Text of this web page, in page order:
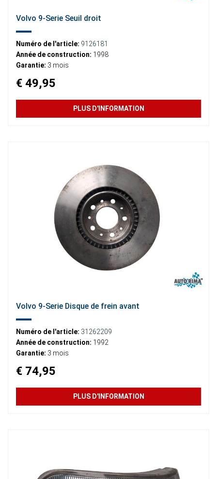
Volvo 9-Serie Seuil droit
Numéro de l'article: 9126181
Année de construction: 1998
Garantie: 3 mois
€ 49,95
PLUS D'INFORMATION
Volvo 9-Serie Disque de frein avant
Numéro de l'article: 31262209
Année de construction: 1992
Garantie: 3 mois
€ 74,95
PLUS D'INFORMATION